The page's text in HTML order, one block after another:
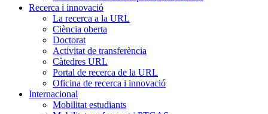
Recerca i innovació
La recerca a la URL
Ciència oberta
Doctorat
Activitat de transferència
Càtedres URL
Portal de recerca de la URL
Oficina de recerca i innovació
Internacional
Mobilitat estudiants